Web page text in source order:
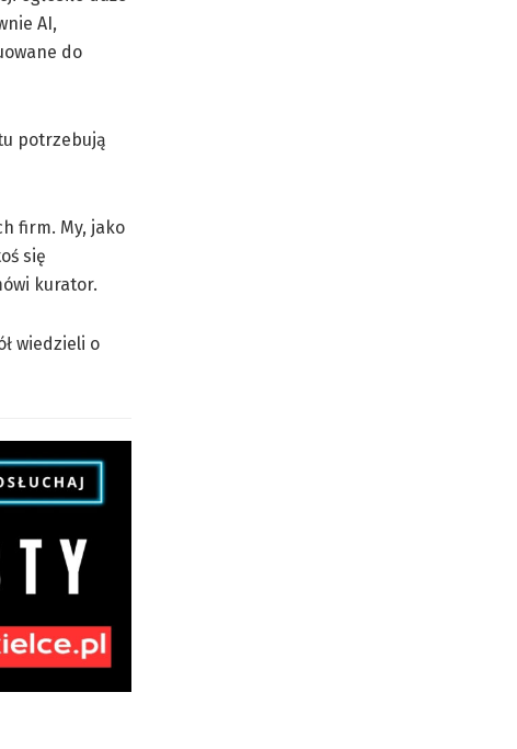
AI,
do
potrzebują
firm. My, jako
się
kurator.
wiedzieli o